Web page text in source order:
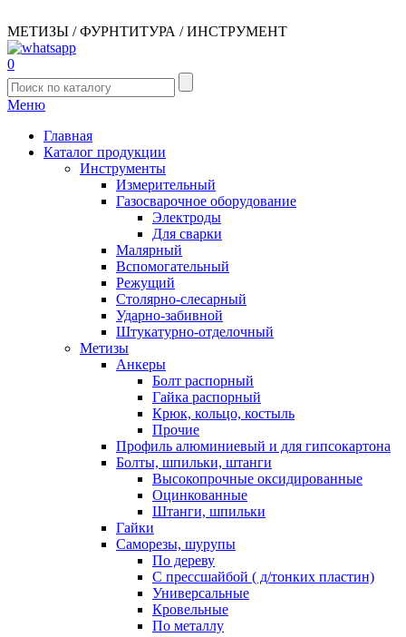
МЕТИЗЫ / ФУРНТИТУРА / ИНСТРУМЕНТ
0
Меню
Главная
Каталог продукции
Инструменты
Измерительный
Газосварочное оборудование
Электроды
Для сварки
Малярный
Вспомогательный
Режущий
Столярно-слесарный
Ударно-забивной
Штукатурно-отделочный
Метизы
Анкеры
Болт распорный
Гайка распорный
Крюк, кольцо, костыль
Прочие
Профиль алюминиевый и для гипсокартона
Болты, шпильки, штанги
Высокопрочные оксидированные
Оцинкованные
Штанги, шпильки
Гайки
Саморезы, шурупы
По дереву
С прессшайбой ( д/тонких пластин)
Универсальные
Кровельные
По металлу